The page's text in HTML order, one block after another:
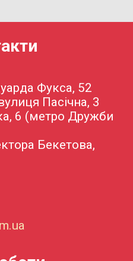
Фукса, 52
Пасічна, 3
6 (метро Дружби
Бекетова,